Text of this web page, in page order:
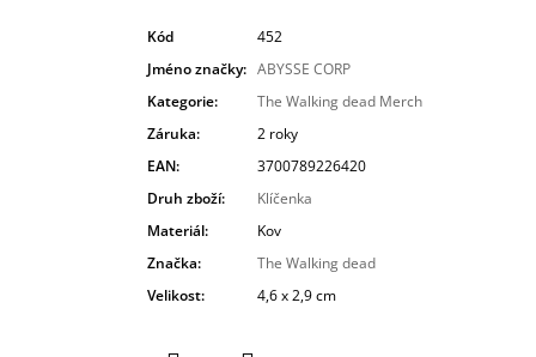
Kód
452
Jméno značky: ABYSSE CORP
Kategorie:
The Walking dead Merch
Záruka:
2 roky
EAN:
3700789226420
Druh zboží:
Klíčenka
Materiál:
Kov
Značka:
The Walking dead
Velikost: 4,6 x 2,9 cm